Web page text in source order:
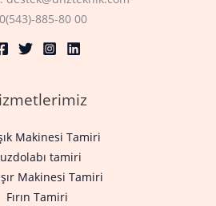
885-80 00
Makinesi Tamiri
tamiri
Makinesi Tamiri
Fırın Tamiri